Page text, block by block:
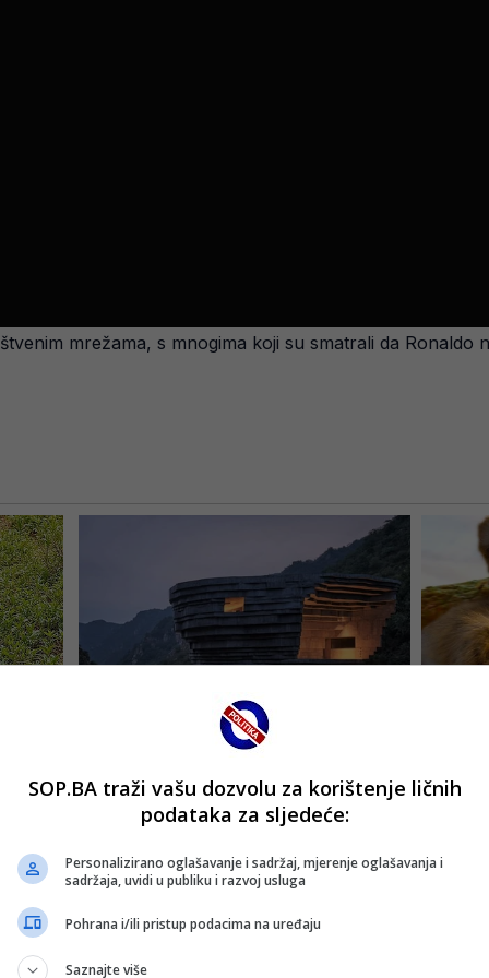
mrežama, s mnogima koji su smatrali da
SOP.BA traži vašu dozvolu za korištenje ličnih
podataka za sljedeće:
Personalizirano oglašavanje i sadržaj, mjerenje oglašavanja i
sadržaja, uvidi u publiku i razvoj usluga
Pohrana i/ili pristup podacima na uređaju
Saznajte više